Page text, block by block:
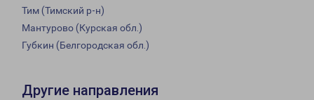
Тим (Тимский р-н)
Мантурово (Курская обл.)
Губкин (Белгородская обл.)
Другие направления